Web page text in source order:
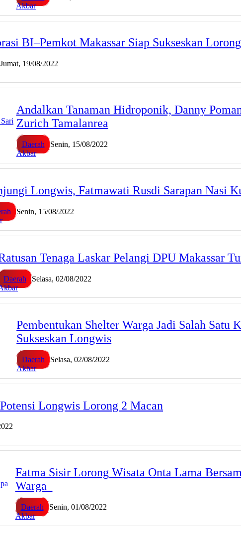
Akbar
BI–Pemkot Makassar Siap Sukseskan
Jumat, 19/08/2022
Andalkan Tanaman Hidroponik, Danny
Zurich Tamalanrea
Daerah
Senin, 15/08/2022
Akbar
Longwis, Fatmawati Rusdi Sarapan Nasi
Senin, 15/08/2022
Tenaga Laskar Pelangi DPU Makassar
Daerah
Selasa, 02/08/2022
Pembentukan Shelter Warga Jadi Salah Satu
Sukseskan Longwis
Daerah
Selasa, 02/08/2022
Akbar
Longwis Lorong 2 Macan
Fatma Sisir Lorong Wisata Onta Lama
Warga
Daerah
Senin, 01/08/2022
Akbar